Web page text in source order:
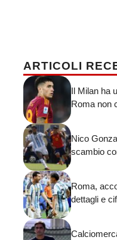
ARTICOLI
Il Milan ha
Roma non
Nico
scambio
Roma,
dettagli e